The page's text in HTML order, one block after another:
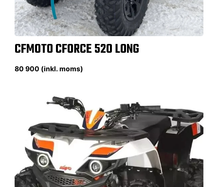
CFMOTO CFORCE 520 LONG
80 900 (inkl. moms)